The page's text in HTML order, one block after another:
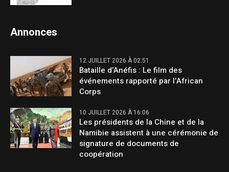
Annonces
12 JUILLET 2026 À 02:51
Bataille d’Anéfis : Le film des
événements rapporté par l’African
Corps
10 JUILLET 2026 À 16:06
Les présidents de la Chine et de la
Namibie assistent à une cérémonie de
signature de documents de
coopération